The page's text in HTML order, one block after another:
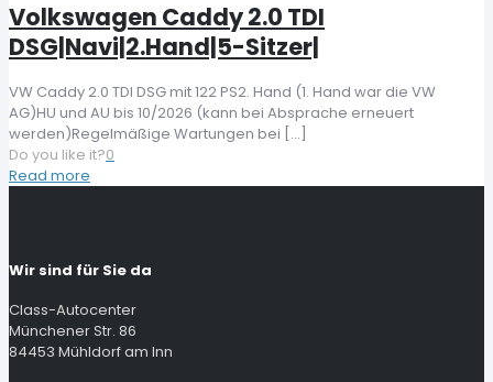
Volkswagen Caddy 2.0 TDI
DSG|Navi|2.Hand|5-Sitzer|
VW Caddy 2.0 TDI DSG mit 122 PS2. Hand (1. Hand war die VW
AG)HU und AU bis 10/2026 (kann bei Absprache erneuert
werden)Regelmäßige Wartungen bei […]
Do you like it?0
Read more
Wir sind für Sie da
Class-Autocenter
Münchener Str. 86
84453 Mühldorf am Inn